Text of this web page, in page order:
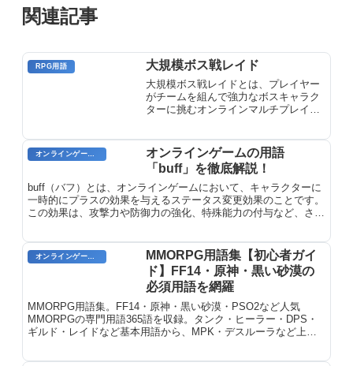
関連記事
RPG用語 大規模ボス戦レイド
大規模ボス戦レイドとは、プレイヤー
がチームを組んで強力なボスキャラク
ターに挑むオンラインマルチプレイヤ
しています。プレイヤーは、戦略的思
考、チームワーク、キャラクタースキ
ルを駆使して、レイドを乗り越えなけ
ればなりません。
オンラインゲームの用語
「buff」を徹底解説！
buff（バフ）とは、オンラインゲームにおいて、キャラクターに
一時的にプラスの効果を与えるステータス変更効果のことです。
この効果は、攻撃力や防御力の強化、特殊能力の付与など、さま
に足を踏み入れたときなど、さまざまな方法で得ることができま
す。
オンラインゲーム用語
MMORPG用語集【初心者ガイ
ド】FF14・原神・黒い砂漠の
必須用語を網羅
MMORPG用語集。FF14・原神・黒い砂漠・PSO2など人気
MMORPGの専門用語365語を収録。タンク・ヒーラー・DPS・
ギルド・レイドなど基本用語から、MPK・デスルーラなど上級